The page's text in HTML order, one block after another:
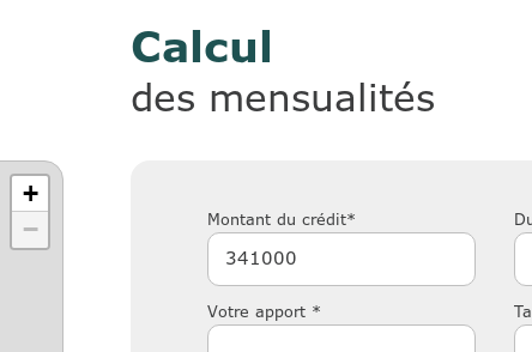
+
−
Calcul
des mensualités
Montant du crédit*
Votre apport *